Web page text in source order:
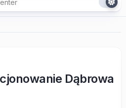
Dąbrowa